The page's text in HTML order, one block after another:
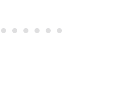
Wasserwacht Marktoberdorf